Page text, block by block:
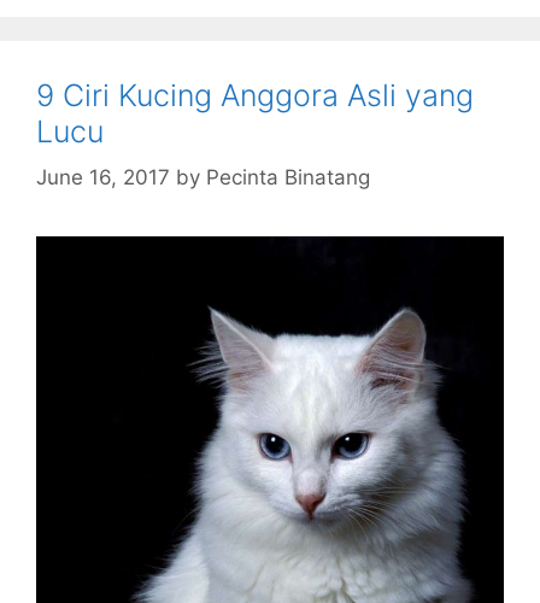
9 Ciri Kucing Anggora Asli yang
Lucu
June 16, 2017 by Pecinta Binatang